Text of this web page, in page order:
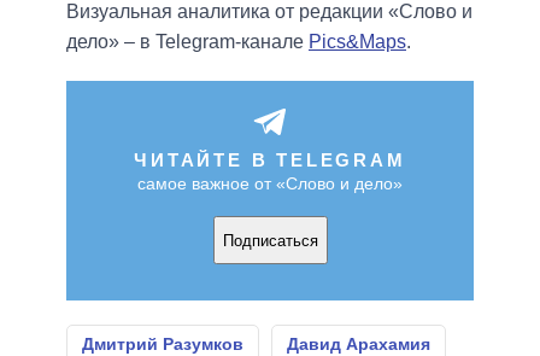
Визуальная аналитика от редакции «Слово и
дело» – в Telegram-канале Pics&Maps.
ЧИТАЙТЕ В TELEGRAM
самое важное от «Слово и дело»
Подписаться
Дмитрий Разумков Давид Арахамия